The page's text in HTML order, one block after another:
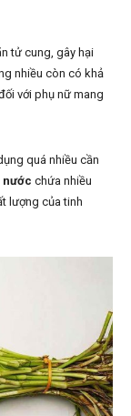
tử cung, gây hại
nhiều còn có khả
với phụ nữ mang
quá nhiều cần
nước chứa nhiều
lượng của tinh